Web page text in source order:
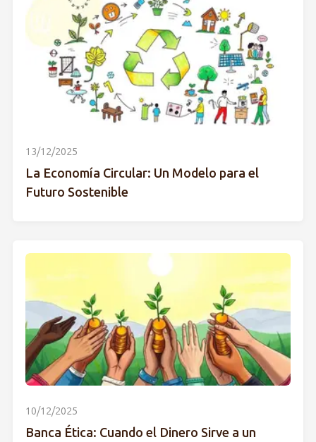
13/12/2025
La Economía Circular: Un Modelo para el
Futuro Sostenible
10/12/2025
Banca Ética: Cuando el Dinero Sirve a un